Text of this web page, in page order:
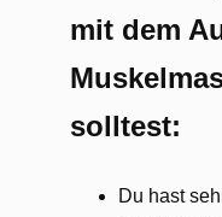
mit dem
solltest:
Du hast